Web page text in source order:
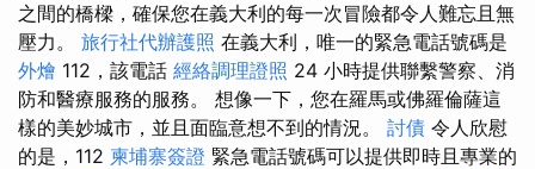
之間的橋樑，確保您在義大利的每一次冒險都令人難忘且無
壓力。 旅行社代辦護照 在義大利，唯一的緊急電話號碼是
外燴 112，該電話 經絡調理證照 24 小時提供聯繫警察、消
防和醫療服務的服務。 想像一下，您在羅馬或佛羅倫薩這
樣的美妙城市，並且面臨意想不到的情況。 討債 令人欣慰
的是，112 柬埔寨簽證 緊急電話號碼可以提供即時且專業的